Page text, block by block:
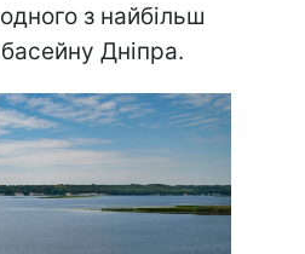
з найбільш
Дніпра.